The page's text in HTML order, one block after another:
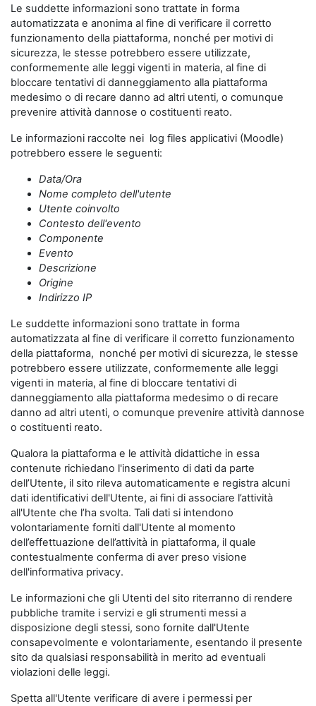
Le suddette informazioni sono trattate in forma
automatizzata e anonima al fine di verificare il corretto
funzionamento della piattaforma, nonché per motivi di
sicurezza, le stesse potrebbero essere utilizzate,
conformemente alle leggi vigenti in materia, al fine di
bloccare tentativi di danneggiamento alla piattaforma
medesimo o di recare danno ad altri utenti, o comunque
prevenire attività dannose o costituenti reato.
Le informazioni raccolte nei log files applicativi (Moodle)
potrebbero essere le seguenti:
Data/Ora
Nome completo dell'utente
Utente coinvolto
Contesto dell'evento
Componente
Evento
Descrizione
Origine
Indirizzo IP
Le suddette informazioni sono trattate in forma
automatizzata al fine di verificare il corretto funzionamento
della piattaforma, nonché per motivi di sicurezza, le stesse
potrebbero essere utilizzate, conformemente alle leggi
vigenti in materia, al fine di bloccare tentativi di
danneggiamento alla piattaforma medesimo o di recare
danno ad altri utenti, o comunque prevenire attività dannose
o costituenti reato.
Qualora la piattaforma e le attività didattiche in essa
contenute richiedano l'inserimento di dati da parte
dell’Utente, il sito rileva automaticamente e registra alcuni
dati identificativi dell'Utente, ai fini di associare l’attività
all'Utente che l’ha svolta. Tali dati si intendono
volontariamente forniti dall'Utente al momento
dell’effettuazione dell’attività in piattaforma, il quale
contestualmente conferma di aver preso visione
dell'informativa privacy.
Le informazioni che gli Utenti del sito riterranno di rendere
pubbliche tramite i servizi e gli strumenti messi a
disposizione degli stessi, sono fornite dall'Utente
consapevolmente e volontariamente, esentando il presente
sito da qualsiasi responsabilità in merito ad eventuali
violazioni delle leggi.
Spetta all'Utente verificare di avere i permessi per